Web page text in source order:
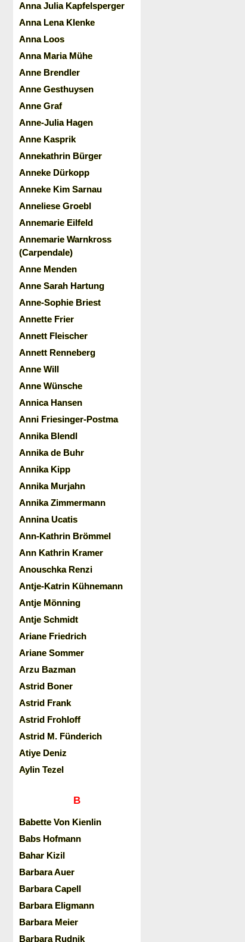
Anna Julia Kapfelsperger
Anna Lena Klenke
Anna Loos
Anna Maria Mühe
Anne Brendler
Anne Gesthuysen
Anne Graf
Anne-Julia Hagen
Anne Kasprik
Annekathrin Bürger
Anneke Dürkopp
Anneke Kim Sarnau
Anneliese Groebl
Annemarie Eilfeld
Annemarie Warnkross
(Carpendale)
Anne Menden
Anne Sarah Hartung
Anne-Sophie Briest
Annette Frier
Annett Fleischer
Annett Renneberg
Anne Will
Anne Wünsche
Annica Hansen
Anni Friesinger-Postma
Annika Blendl
Annika de Buhr
Annika Kipp
Annika Murjahn
Annika Zimmermann
Annina Ucatis
Ann-Kathrin Brömmel
Ann Kathrin Kramer
Anouschka Renzi
Antje-Katrin Kühnemann
Antje Mönning
Antje Schmidt
Ariane Friedrich
Ariane Sommer
Arzu Bazman
Astrid Boner
Astrid Frank
Astrid Frohloff
Astrid M. Fünderich
Atiye Deniz
Aylin Tezel
B
Babette Von Kienlin
Babs Hofmann
Bahar Kizil
Barbara Auer
Barbara Capell
Barbara Eligmann
Barbara Meier
Barbara Rudnik